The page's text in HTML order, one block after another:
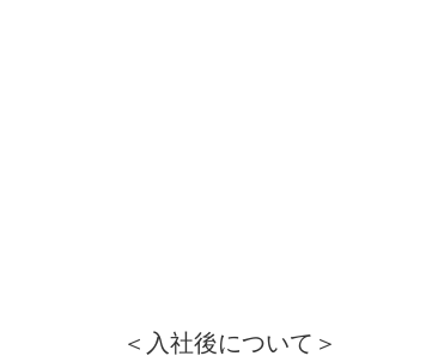
＜入社後について＞